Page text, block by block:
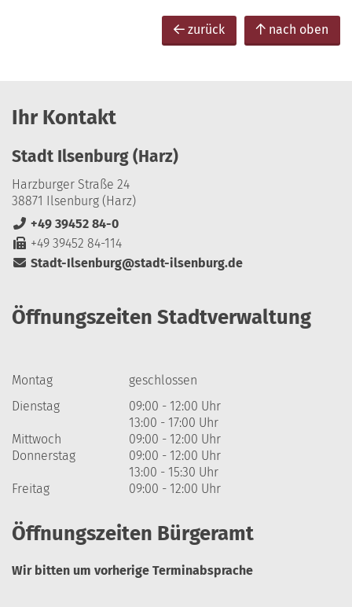
zurück nach oben
Ihr Kontakt
Stadt Ilsenburg (Harz)
Harzburger Straße 24
38871 Ilsenburg (Harz)
+49 39452 84-0
+49 39452 84-114
Stadt-Ilsenburg@stadt-ilsenburg.de
Öffnungszeiten Stadtverwaltung
Montag
geschlossen
Dienstag
09:00 - 12:00 Uhr
13:00 - 17:00 Uhr
Mittwoch
09:00 - 12:00 Uhr
Donnerstag
09:00 - 12:00 Uhr
13:00 - 15:30 Uhr
Freitag
09:00 - 12:00 Uhr
Öffnungszeiten Bürgeramt
Wir bitten um vorherige Terminabsprache